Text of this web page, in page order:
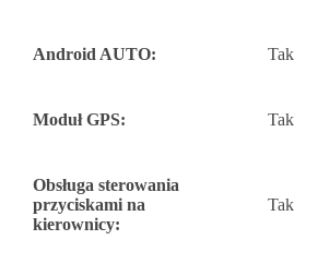
Android AUTO: Tak
Moduł GPS: Tak
Obsługa sterowania
przyciskami na
kierownicy:
Tak